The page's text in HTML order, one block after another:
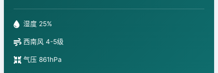
湿度 25%
西南风 4-5级
气压 861hPa